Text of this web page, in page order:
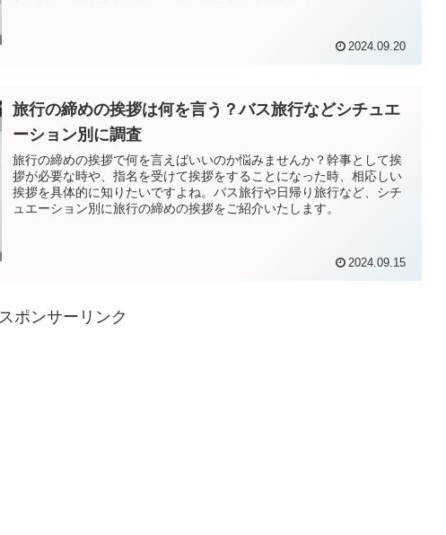
2024.09.20
旅行の締めの挨拶は何を言う？バス旅行などシチュエ
ーション別に調査
旅行の締めの挨拶で何を言えばいいのか悩みませんか？幹事として挨
拶が必要な時や、指名を受けて挨拶をすることになった時、相応しい
挨拶を具体的に知りたいですよね。バス旅行や日帰り旅行など、シチ
ュエーション別に旅行の締めの挨拶をご紹介いたします。
2024.09.15
スポンサーリンク